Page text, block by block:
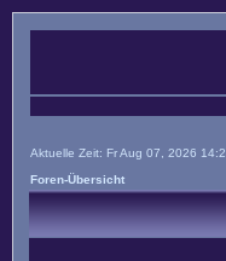
Aktuelle Zeit: Fr Aug 07, 2026
Foren-Übersicht